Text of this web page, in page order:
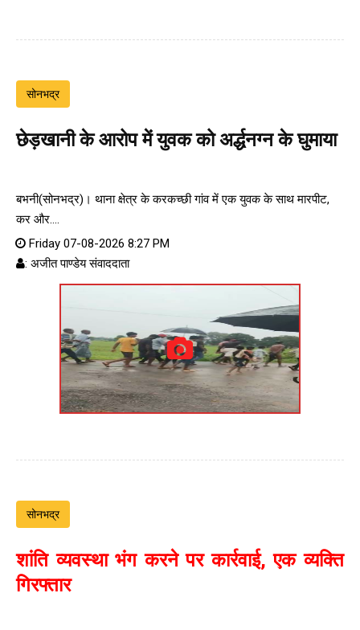
सोनभद्र
छेड़खानी के आरोप में युवक को अर्द्धनग्न के घुमाया
बभनी(सोनभद्र)। थाना क्षेत्र के करकच्छी गांव में एक युवक के साथ मारपीट,
कर और....
Friday 07-08-2026 8:27 PM
: अजीत पाण्डेय संवाददाता
सोनभद्र
शांति व्यवस्था भंग करने पर कार्रवाई, एक व्यक्ति
गिरफ्तार